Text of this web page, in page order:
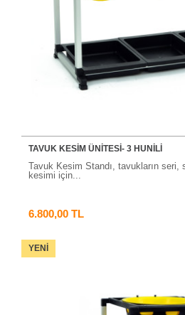
TAVUK KESIM ÜNITESI- 3 HUNILI
Tavuk Kesim Standı, tavukların
kesimi için...
6.800,00 TL
YENI